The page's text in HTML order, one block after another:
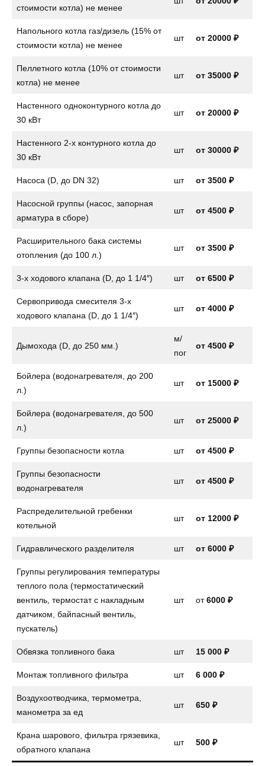
стоимости котла) не менее
Напольного котла газ/дизель (15% от
стоимости котла) не менее
шт от 20000 ₽
Пеллетного котла (10% от стоимости
котла) не менее
шт от 35000 ₽
Настенного одноконтурного котла до
30 кВт
шт от 20000 ₽
Настенного 2-х контурного котла до
30 кВт
шт от 30000 ₽
Насоса (D, до DN 32) шт от 3500 ₽
Насосной группы (насос, запорная
арматура в сборе)
шт от 4500 ₽
Расширительного бака системы
отопления (до 100 л.)
шт от 3500 ₽
3-х ходового клапана (D, до 1 1/4″) шт от 6500 ₽
Сервопривода смесителя 3-х
ходового клапана (D, до 1 1/4″)
шт от 4000 ₽
Дымохода (D, до 250 мм.)
м/
пог
от 4500 ₽
Бойлера (водонагревателя, до 200
л.)
шт от 15000 ₽
Бойлера (водонагревателя, до 500
л.)
шт от 25000 ₽
Группы безопасности котла шт от 4500 ₽
Группы безопасности
водонагревателя
шт от 4500 ₽
Распределительной гребенки
котельной
шт от 12000 ₽
Гидравлического разделителя шт от 6000 ₽
Группы регулирования температуры
теплого пола (термостатический
вентиль, термостат с накладным
датчиком, байпасный вентиль,
пускатель)
шт от6000 ₽
Обвязка топливного бака шт 15 000 ₽
Монтаж топливного фильтра шт 6 000 ₽
Воздухоотводчика, термометра,
манометра за ед
шт 650 ₽
Крана шарового, фильтра грязевика,
обратного клапана
шт 500 ₽